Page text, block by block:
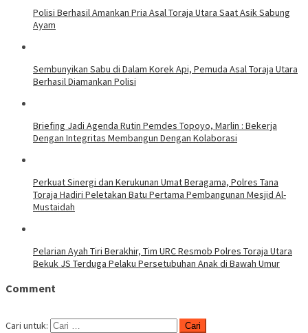
Polisi Berhasil Amankan Pria Asal Toraja Utara Saat Asik Sabung
Ayam
Sembunyikan Sabu di Dalam Korek Api, Pemuda Asal Toraja Utara
Berhasil Diamankan Polisi
Briefing Jadi Agenda Rutin Pemdes Topoyo, Marlin : Bekerja
Dengan Integritas Membangun Dengan Kolaborasi
Perkuat Sinergi dan Kerukunan Umat Beragama, Polres Tana
Toraja Hadiri Peletakan Batu Pertama Pembangunan Mesjid Al-
Mustaidah
Pelarian Ayah Tiri Berakhir, Tim URC Resmob Polres Toraja Utara
Bekuk JS Terduga Pelaku Persetubuhan Anak di Bawah Umur
Comment
Cari untuk: